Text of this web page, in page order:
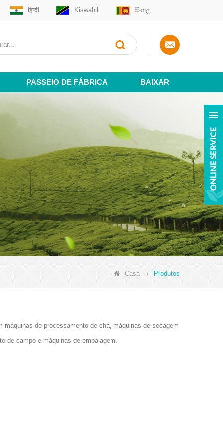
हिन्दी Kiswahili සිංහල
PASSEIO DE FÁBRICA BAIXAR
Casa / Produtos
de processamento de chá, máquinas de secagem
de campo e máquinas de embalagem.